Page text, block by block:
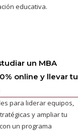
educativa.
un MBA
online y llevar tu
para liderar equipos,
y ampliar tu
un programa